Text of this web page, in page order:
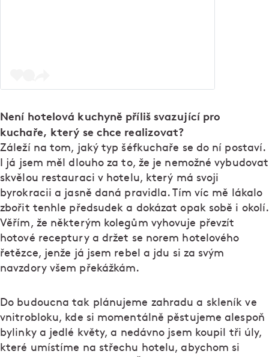
Není hotelová kuchyně příliš svazující pro
kuchaře, který se chce realizovat?
Záleží na tom, jaký typ šéfkuchaře se do ní postaví.
I já jsem měl dlouho za to, že je nemožné vybudovat
skvělou restauraci v hotelu, který má svoji
byrokracii a jasně daná pravidla. Tím víc mě lákalo
zbořit tenhle předsudek a dokázat opak sobě i okolí.
Věřím, že některým kolegům vyhovuje převzít
hotové receptury a držet se norem hotelového
řetězce, jenže já jsem rebel a jdu si za svým
navzdory všem překážkám.
Do budoucna tak plánujeme zahradu a skleník ve
vnitrobloku, kde si momentálně pěstujeme alespoň
bylinky a jedlé květy, a nedávno jsem koupil tři úly,
které umístíme na střechu hotelu, abychom si